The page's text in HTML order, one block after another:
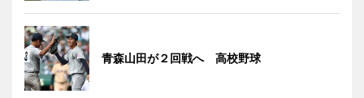
青森山田が２回戦へ 高校野球